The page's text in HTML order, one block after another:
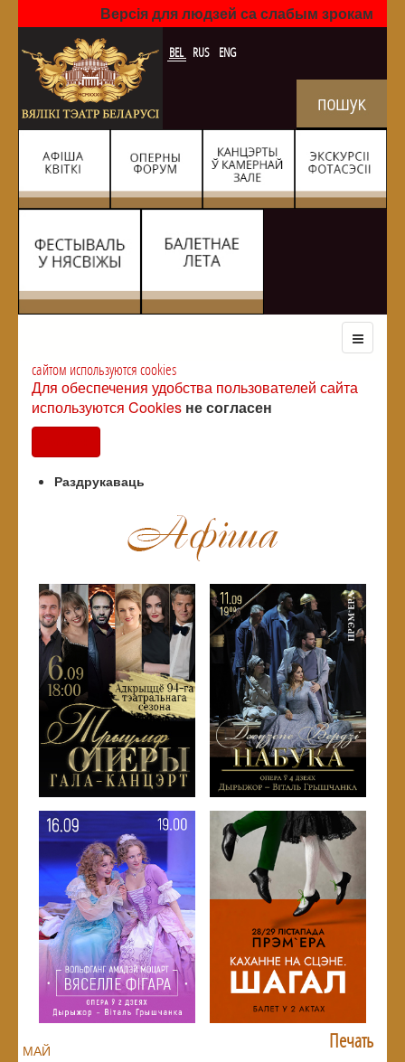
Версія для людзей са слабым зрокам
BEL RUS ENG
сайтом используются cookies
Для обеспечения удобства пользователей сайта
используются Cookies не согласен
Раздрукаваць
МАЙ Печать